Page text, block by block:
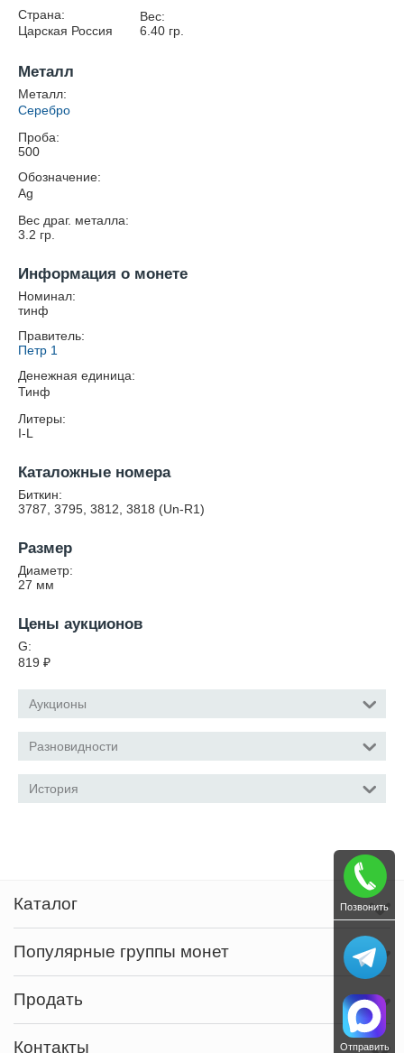
Страна:
Царская Россия
Вес:
6.40гр.
Металл
Металл:
Серебро
Проба:
500
Обозначение:
Ag
Вес драг. металла:
3.2 гр.
Информация о монете
Номинал:
тинф
Правитель:
Петр 1
Денежная единица:
Тинф
Литеры:
I-L
Каталожные номера
Биткин:
3787, 3795, 3812, 3818 (Un-R1)
Размер
Диаметр:
27 мм
Цены аукционов
G:
819 ₽
Аукционы
Разновидности
История
Каталог
Популярные группы монет
Продать
Контакты
Позвонить
Отправить